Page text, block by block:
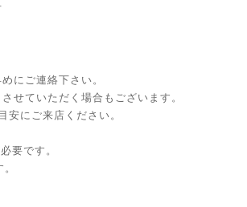
にご連絡下さい。
せていただく場合もございます。
にご来店ください。
要です。